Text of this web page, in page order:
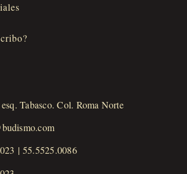
Tabasco. Col. Roma Norte
| 55.5525.0086